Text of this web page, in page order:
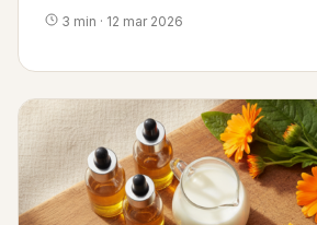
3 min · 12 mar 2026